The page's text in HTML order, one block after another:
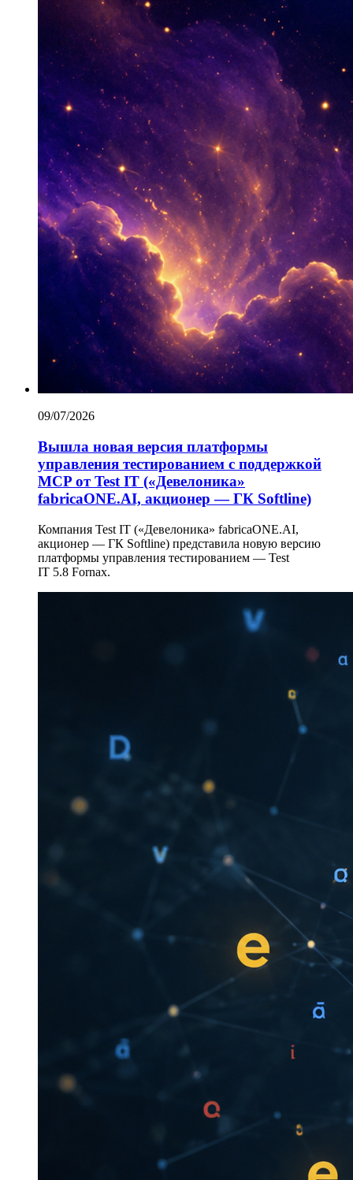
09/07/2026
Вышла новая версия платформы
управления тестированием с поддержкой
MCP от Test IT («Девелоника»
fabricaONE.AI, акционер — ГК Softline)
Компания Test IT («Девелоника» fabricaONE.AI,
акционер — ГК Softline) представила новую версию
платформы управления тестированием — Test
IT 5.8 Fornax.